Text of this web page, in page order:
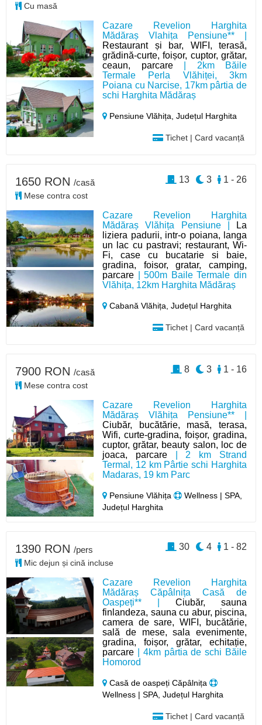
Cazare Revelion Harghita
Mădăraș Vlahița Pensiune** |
Restaurant și bar, WIFI, terasă,
grădină-curte, foișor, cuptor, grătar,
ceaun, parcare| 2km Băile
Termale Perla Vlăhiței, 3km
Poiana cu Narcise, 17km pârtia de
schi Harghita Mădăraș
Pensiune Vlăhița,Județul Harghita
Tichet | Card vacanță
Cu masă
Cazare Revelion Harghita
Mădăraș Vlăhița Pensiune |
La
liziera padurii, intr-o poiana, langa
un lac cu pastravi; restaurant, Wi-
Fi, case cu bucatarie si baie,
gradina, foisor, gratar, camping,
parcare | 500m Baile Termale din
Vlăhița, 12km Harghita Mădăraș
Cabană Vlăhița,Județul Harghita
Tichet | Card vacanță
1650 RON /casă
Mese contra cost
1 - 26
3
13
Cazare Revelion Harghita
Mădăraș Vlăhița Pensiune** |
Ciubăr, bucătărie, masă, terasa,
Wifi, curte-gradina, foișor, gradina,
cuptor, grătar, beauty salon, loc de
joaca, parcare| 2 km Strand
Termal, 12 km Pârtie schi Harghita
Madaras, 19 km Parc
Pensiune Vlăhița
Wellness | SPA,
Județul Harghita
7900 RON /casă
Mese contra cost
1 - 16
3
8
Cazare Revelion Harghita
Mădăraș Căpâlnița Casă de
Oaspeți** |Ciubăr, sauna
finlandeza, sauna cu abur, piscina,
camera de sare, WIFI, bucătărie,
sală de mese, sala evenimente,
gradina, foișor, grătar, echitație,
parcare | 4km pârtia de schi Băile
Homorod
Casă de oaspeți Căpâlnița
Wellness | SPA, Județul Harghita
Tichet | Card vacanță
1390 RON /pers
Mic dejun și cină incluse
1 - 82
4
30